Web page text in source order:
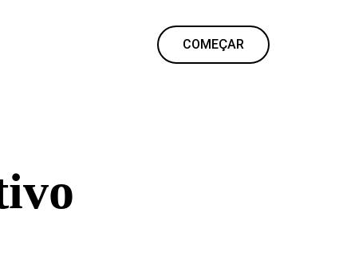
COMEÇAR